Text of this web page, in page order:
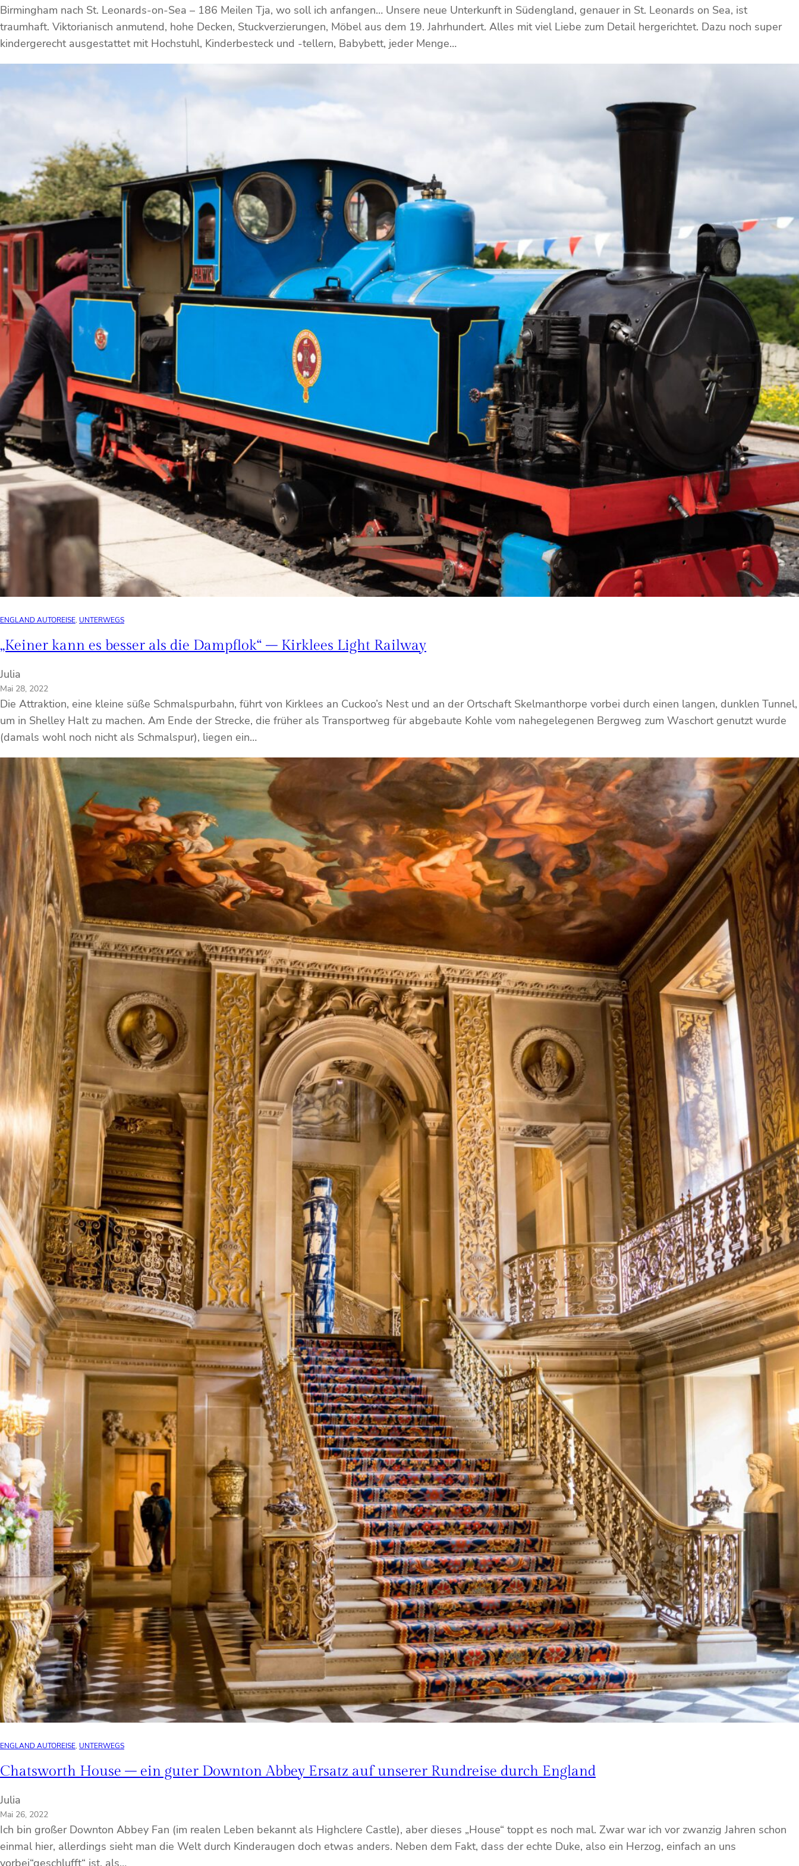
Birmingham nach St. Leonards-on-Sea – 186 Meilen Tja, wo soll ich anfangen… Unsere neue Unterkunft in Südengland, genauer in St. Leonards on Sea, ist
traumhaft. Viktorianisch anmutend, hohe Decken, Stuckverzierungen, Möbel aus dem 19. Jahrhundert. Alles mit viel Liebe zum Detail hergerichtet. Dazu noch super
kindergerecht ausgestattet mit Hochstuhl, Kinderbesteck und -tellern, Babybett, jeder Menge…
ENGLAND AUTOREISE, UNTERWEGS
„Keiner kann es besser als die Dampflok“ – Kirklees Light Railway
Julia
Mai 28, 2022
Die Attraktion, eine kleine süße Schmalspurbahn, führt von Kirklees an Cuckoo’s Nest und an der Ortschaft Skelmanthorpe vorbei durch einen langen, dunklen Tunnel,
um in Shelley Halt zu machen. Am Ende der Strecke, die früher als Transportweg für abgebaute Kohle vom nahegelegenen Bergweg zum Waschort genutzt wurde
(damals wohl noch nicht als Schmalspur), liegen ein…
ENGLAND AUTOREISE, UNTERWEGS
Chatsworth House – ein guter Downton Abbey Ersatz auf unserer Rundreise durch England
Julia
Mai 26, 2022
Ich bin großer Downton Abbey Fan (im realen Leben bekannt als Highclere Castle), aber dieses „House“ toppt es noch mal. Zwar war ich vor zwanzig Jahren schon
einmal hier, allerdings sieht man die Welt durch Kinderaugen doch etwas anders. Neben dem Fakt, dass der echte Duke, also ein Herzog, einfach an uns
vorbei“geschlufft“ ist, als…